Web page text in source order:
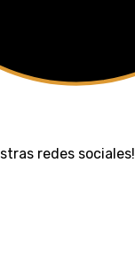
redes sociales!